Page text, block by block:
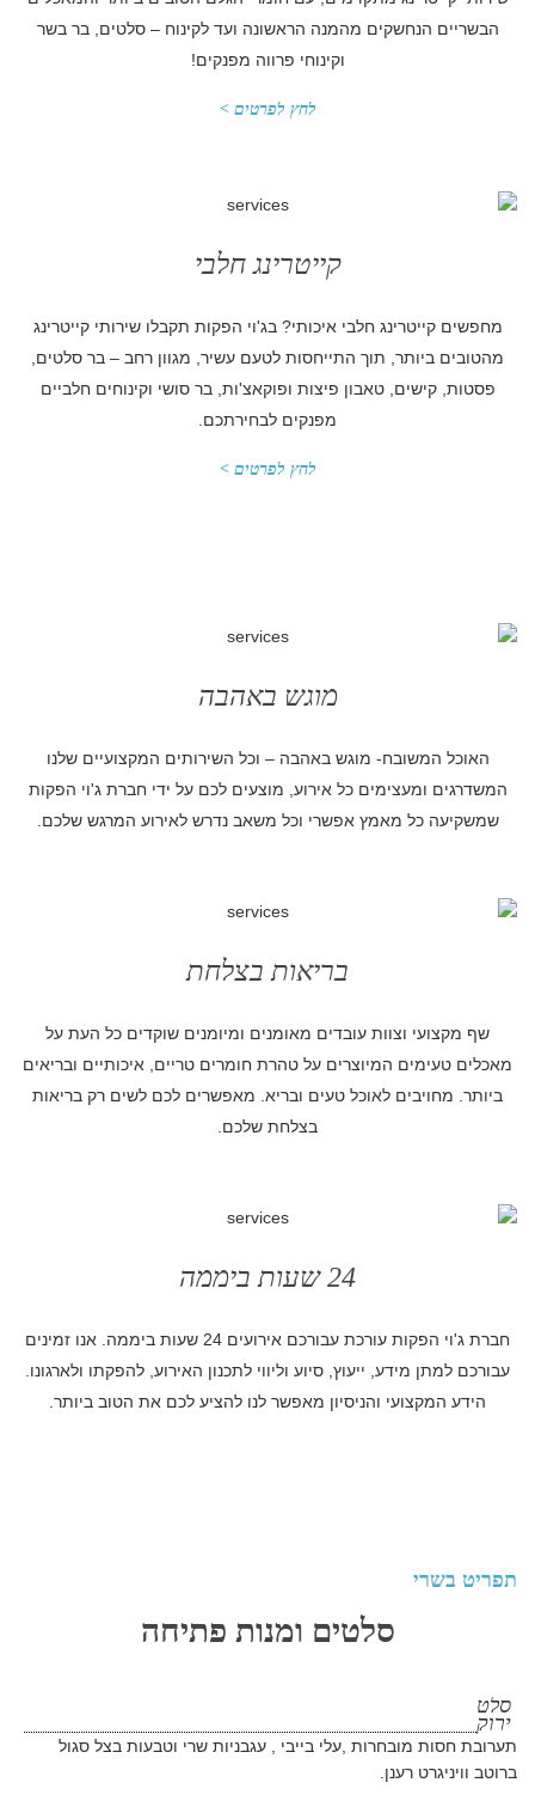
הבשריים הנחשקים מהמנה הראשונה ועד לקינוח – סלטים, בר בשר
וקינוחי פרווה מפנקים!
לחץ לפרטים >
קייטרינג חלבי
מחפשים קייטרינג חלבי איכותי? בג'וי הפקות תקבלו שירותי קייטרינג
מהטובים ביותר, תוך התייחסות לטעם עשיר, מגוון רחב – בר סלטים,
פסטות, קישים, טאבון פיצות ופוקאצ'ות, בר סושי וקינוחים חלביים
מפנקים לבחירתכם.
לחץ לפרטים >
מוגש באהבה
האוכל המשובח- מוגש באהבה – וכל השירותים המקצועיים שלנו
המשדרגים ומעצימים כל אירוע, מוצעים לכם על ידי חברת ג'וי הפקות
שמשקיעה כל מאמץ אפשרי וכל משאב נדרש לאירוע המרגש שלכם.
בריאות בצלחת
שף מקצועי וצוות עובדים מאומנים ומיומנים שוקדים כל העת על
מאכלים טעימים המיוצרים על טהרת חומרים טריים, איכותיים ובריאים
ביותר. מחויבים לאוכל טעים ובריא. מאפשרים לכם לשים רק בריאות
בצלחת שלכם.
24 שעות ביממה
חברת ג'וי הפקות עורכת עבורכם אירועים 24 שעות ביממה. אנו זמינים
עבורכם למתן מידע, ייעוץ, סיוע וליווי לתכנון האירוע, להפקתו ולארגונו.
הידע המקצועי והניסיון מאפשר לנו להציע לכם את הטוב ביותר.
תפריט בשרי
סלטים ומנות פתיחה
סלט
ירוק
תערובת חסות מובחרות ,עלי בייבי , עגבניות שרי וטבעות בצל סגול
ברוטב וויניגרט רענן.